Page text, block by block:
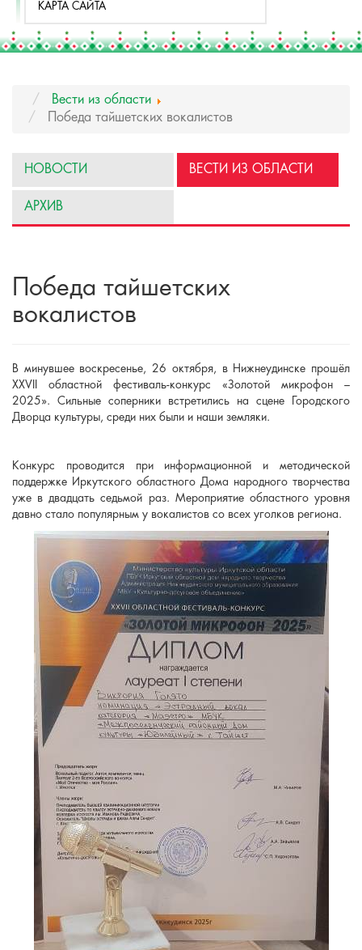
КАРТА САЙТА
Вести из области
Победа тайшетских вокалистов
НОВОСТИ ВЕСТИ ИЗ ОБЛАСТИ
АРХИВ
Победа тайшетских
вокалистов
В минувшее воскресенье, 26 октября, в Нижнеудинске прошёл
XXVII областной фестиваль-конкурс «Золотой микрофон –
2025». Сильные соперники встретились на сцене Городского
Дворца культуры, среди них были и наши земляки.
Конкурс проводится при информационной и методической
поддержке Иркутского областного Дома народного творчества
уже в двадцать седьмой раз. Мероприятие областного уровня
давно стало популярным у вокалистов со всех уголков региона.